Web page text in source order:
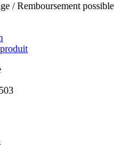
/ Remboursement